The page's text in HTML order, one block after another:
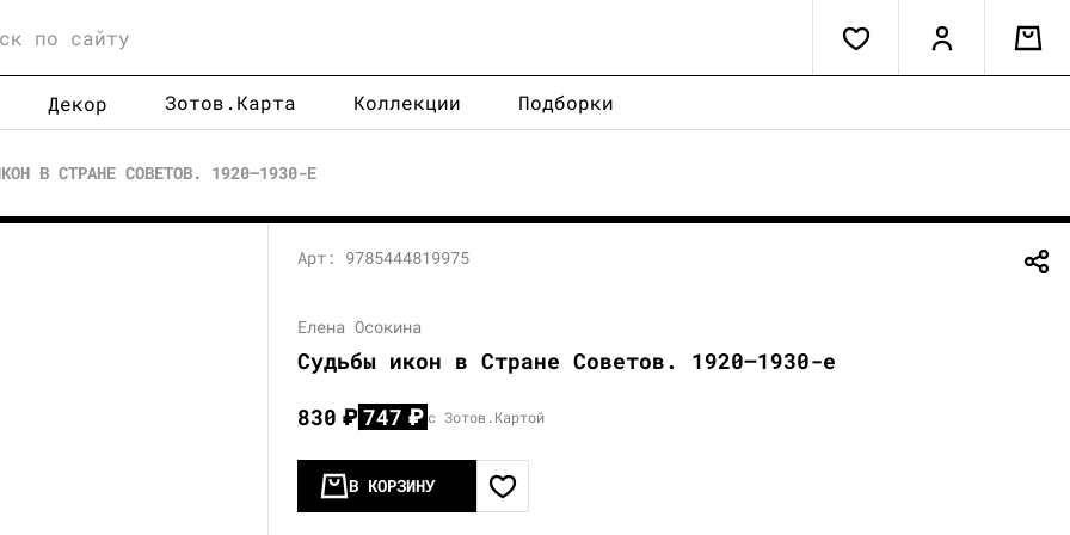
Декор Зотов.Карта Коллекции Подборки
В СТРАНЕ СОВЕТОВ. 1920–1930-Е
Арт: 9785444819975
Елена Осокина
Судьбы икон в Стране Советов. 1920–1930-е
830₽ 747₽ с Зотов.Картой
В КОРЗИНУ